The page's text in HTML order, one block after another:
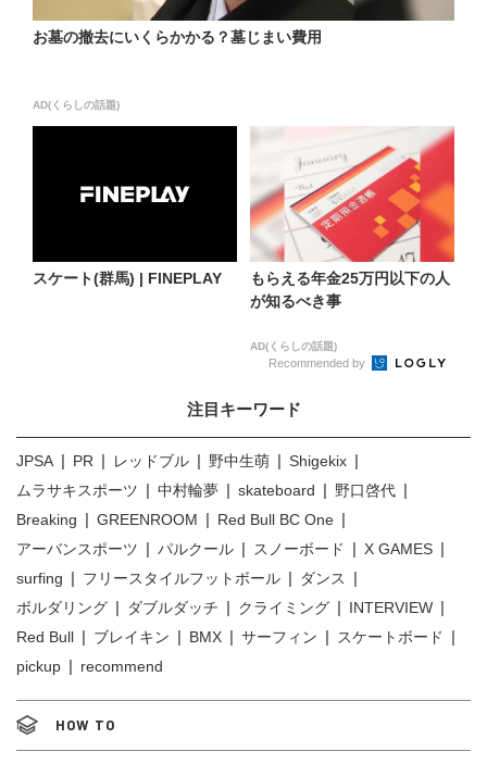
お墓の撤去にいくらかかる？墓じまい費用
AD(くらしの話題)
スケート(群馬) | FINEPLAY
もらえる年金25万円以下の人
が知るべき事
AD(くらしの話題)
Recommended by
注目キーワード
JPSA PR レッドブル 野中生萌
Shigekix
ムラサキスポーツ
中村輪夢 skateboard
野口啓代
Breaking
GREENROOM
Red Bull BC One
アーバンスポーツ
パルクール スノーボード
X GAMES
surfing
フリースタイルフットボール
ダンス
ボルダリング
ダブルダッチ クライミング
INTERVIEW
Red Bull
ブレイキン BMX サーフィン
スケートボード
pickup
recommend
HOW TO